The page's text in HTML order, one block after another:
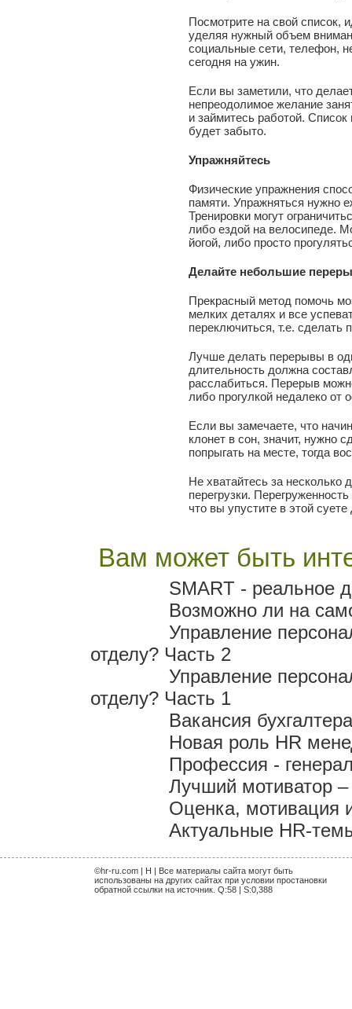
Посмотрите на свой список,
уделяя нужный объем
социальные сети, телефон,
сегодня на ужин.
Если вы заметили, что
непреодолимое желание
и займитесь работой.
будет забыто.
Упражняйтесь
Физические упражнения
памяти. Упражняться нужно
Тренировки могут
либо ездой на велосипеде.
йогой, либо просто
Делайте небольшие
Прекрасный метод помочь
мелких деталях и все
переключиться, т.е. сделать
Лучше делать перерывы в
длительность должна
расслабиться. Перерыв
либо прогулкой недалеко
Если вы замечаете, что
клонет в сон, значит, нужно
попрыгать на месте, тогда
Не хватайтесь за несколько
перегрузки.
что вы упустите в этой
Вам может быть
SMART - реальное
Возможно ли на
Управление
отделу? Часть 2
Управление
отделу? Часть 1
Вакансия
Новая роль HR
Профессия -
Лучший мотиватор –
Оценка, мотивация
Актуальные HR-
©hr-ru.com | H | Все материалы сайта могут быть
использованы на других сайтах при условии простановки
обратной ссылки на источник. Q:58 | S:0,388